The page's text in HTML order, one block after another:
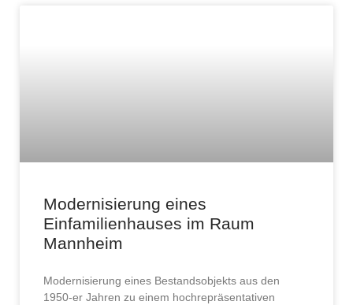
Modernisierung eines
Einfamilienhauses im Raum
Mannheim
Modernisierung eines Bestandsobjekts aus den
1950-er Jahren zu einem hochrepräsentativen